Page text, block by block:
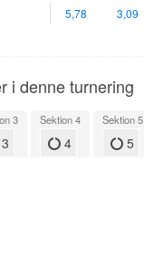
5,78 3,09
i denne turnering
3
3
Sektion 4
4
Sektion 5
5